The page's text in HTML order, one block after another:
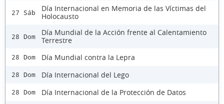
27 Sáb
Día Internacional en Memoria de las Víctimas del
Holocausto
28 Dom
Día Mundial de la Acción frente al Calentamiento
Terrestre
28 Dom Día Mundial contra la Lepra
28 Dom Día Internacional del Lego
28 Dom Día Internacional de la Protección de Datos